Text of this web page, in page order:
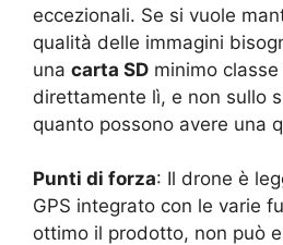
eccezionali. Se si vuole
qualità delle immagini
una carta SD minimo
direttamente lì, e non sullo
quanto possono avere una
Punti di forza: Il drone è
GPS integrato con le varie
ottimo il prodotto, non può